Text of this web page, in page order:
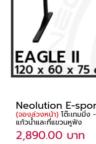
Neolution E-
(จองล่วงหน้า) โต๊ะเกมมิ่ง
แก้วน้ำและที่แขวนหูฟัง
2,890.00 บาท